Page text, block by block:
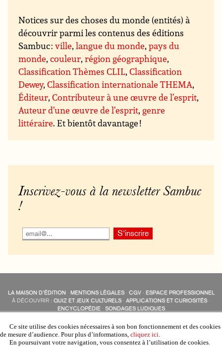
Notices sur des choses du monde (entités) à
découvrir parmi les contenus des éditions
Sambuc :ville,langue du monde,pays du
monde,couleur,région géographique,
Classification Thèmes CLIL,Classification
Dewey,Classification internationale THEMA,
Éditeur,Contributeur à une œuvre de l’esprit,
Auteur d’une œuvre de l’esprit, genre
littéraire. Et bientôt davantage !
Inscrivez-vous à la newsletter Sambuc
!
LA MAISON D’ÉDITION · MENTIONS LÉGALES· CGV· ESPACE PROFESSIONNEL
À DÉCOUVRIR : QUIZ ET JEUX CULTURELS · APPLICATIONS ET CURIOSITÉS ·
ENCYCLOPÉDIE· SONDAGES LUDIQUES
COLLECTIONS :SAMBUC·ÉDISOLUM·REVUE LITTÉRAIREL’EAU-FORTE
AUTRES SITES :COLL. « LES ÉDISOLUM »
Ce site utilise des cookies nécessaires à son bon fonctionnement et des cookies
de mesure d’audience. Pour plus d’informations, cliquez ici.
En poursuivant votre navigation, vous consentez à l’utilisation de cookies.